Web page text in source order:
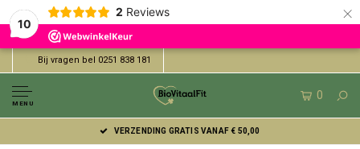
10
2 Reviews ×
Bij vragen bel 0251 838 181
MENU
0
VERZENDING GRATIS VANAF € 50,00